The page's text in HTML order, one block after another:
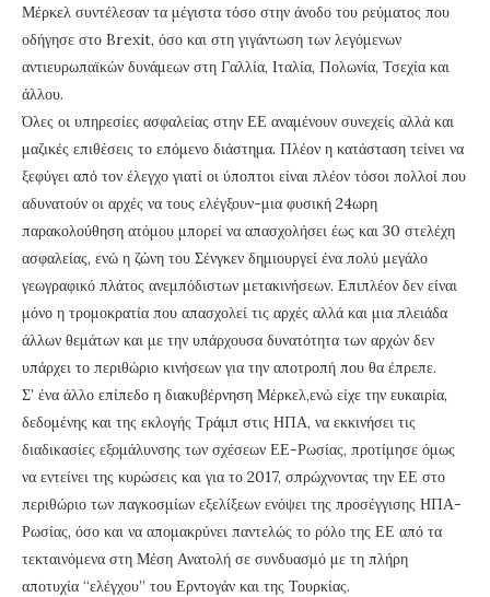
Μέρκελ συντέλεσαν τα μέγιστα τόσο στην άνοδο του ρεύματος που
οδήγησε στο Brexit, όσο και στη γιγάντωση των λεγόμενων
αντιευρωπαϊκών δυνάμεων στη Γαλλία, Ιταλία, Πολωνία, Τσεχία και
άλλου.
Όλες οι υπηρεσίες ασφαλείας στην ΕΕ αναμένουν συνεχείς αλλά και
μαζικές επιθέσεις το επόμενο διάστημα. Πλέον η κατάσταση τείνει να
ξεφύγει από τον έλεγχο γιατί οι ύποπτοι είναι πλέον τόσοι πολλοί που
αδυνατούν οι αρχές να τους ελέγξουν-μια φυσική 24ωρη
παρακολούθηση ατόμου μπορεί να απασχολήσει έως και 30 στελέχη
ασφαλείας, ενώ η ζώνη του Σένγκεν δημιουργεί ένα πολύ μεγάλο
γεωγραφικό πλάτος ανεμπόδιστων μετακινήσεων. Επιπλέον δεν είναι
μόνο η τρομοκρατία που απασχολεί τις αρχές αλλά και μια πλειάδα
άλλων θεμάτων και με την υπάρχουσα δυνατότητα των αρχών δεν
υπάρχει το περιθώριο κινήσεων για την αποτροπή που θα έπρεπε.
Σ’ ένα άλλο επίπεδο η διακυβέρνηση Μέρκελ,ενώ είχε την ευκαιρία,
δεδομένης και της εκλογής Τράμπ στις ΗΠΑ, να εκκινήσει τις
διαδικασίες εξομάλυνσης των σχέσεων ΕΕ-Ρωσίας, προτίμησε όμως
να εντείνει της κυρώσεις και για το 2017, σπρώχνοντας την ΕΕ στο
περιθώριο των παγκοσμίων εξελίξεων ενόψει της προσέγγισης ΗΠΑ-
Ρωσίας, όσο και να απομακρύνει παντελώς το ρόλο της ΕΕ από τα
τεκταινόμενα στη Μέση Ανατολή σε συνδυασμό με τη πλήρη
αποτυχία “ελέγχου” του Ερντογάν και της Τουρκίας.